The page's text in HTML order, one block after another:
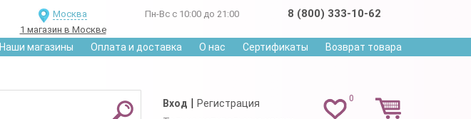
Москва
1 магазин в Москве
Пн-Вс с 10:00 до 21:00 8 (800) 333-10-62
Наши магазины Оплата и доставка О нас Сертификаты Возврат товара
0
Вход | Регистрация